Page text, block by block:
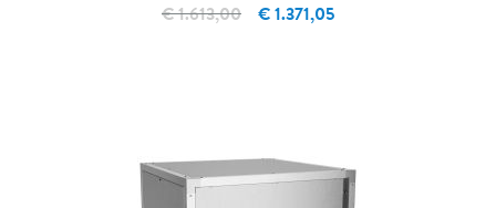
€ 1.371,05
€ 1.613,00